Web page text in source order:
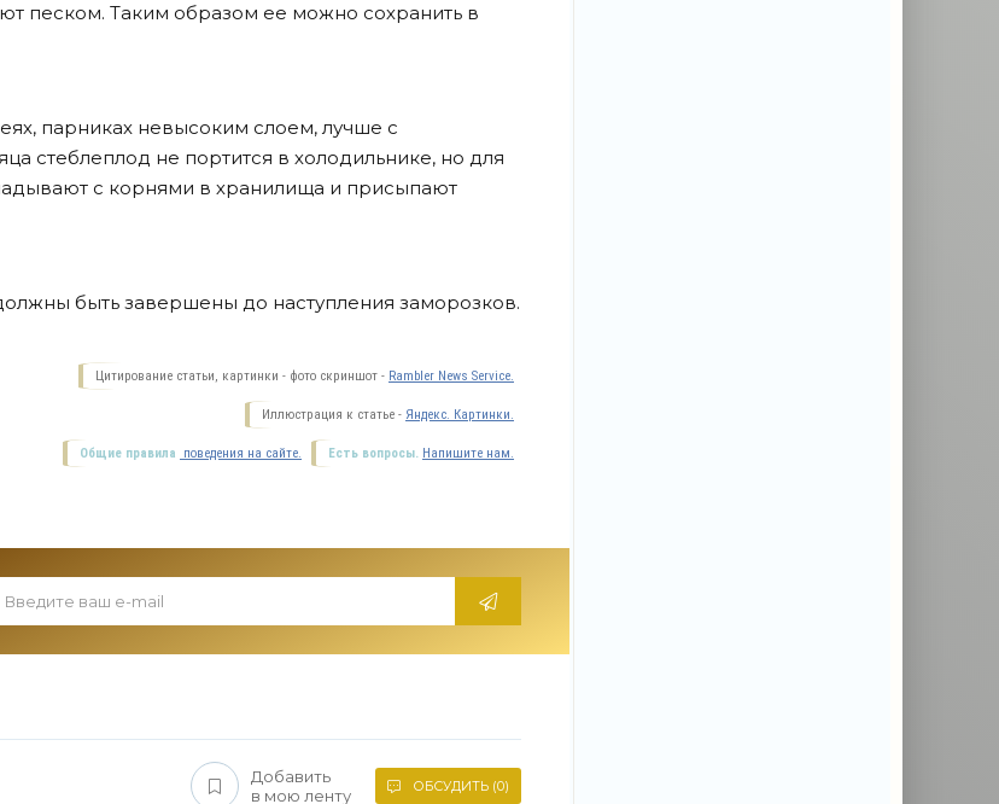
песком. Таким образом ее можно сохранить в
парниках невысоким слоем, лучше с
стеблеплод не портится в холодильнике, но для
с корнями в хранилища и присыпают
быть завершены до наступления заморозков.
Цитирование статьи, картинки - фото скриншот - Rambler News Service.
Иллюстрация к статье - Яндекс. Картинки.
Есть вопросы. Напишите нам.
Общие правила поведения на сайте.
Добавить
в мою ленту
ОБСУДИТЬ (0)